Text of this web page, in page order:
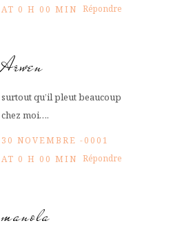
AT 0 H 00 MIN Répondre
Arwen
surtout qu’il pleut beaucoup
chez moi….
30 NOVEMBRE -0001
AT 0 H 00 MIN Répondre
manola